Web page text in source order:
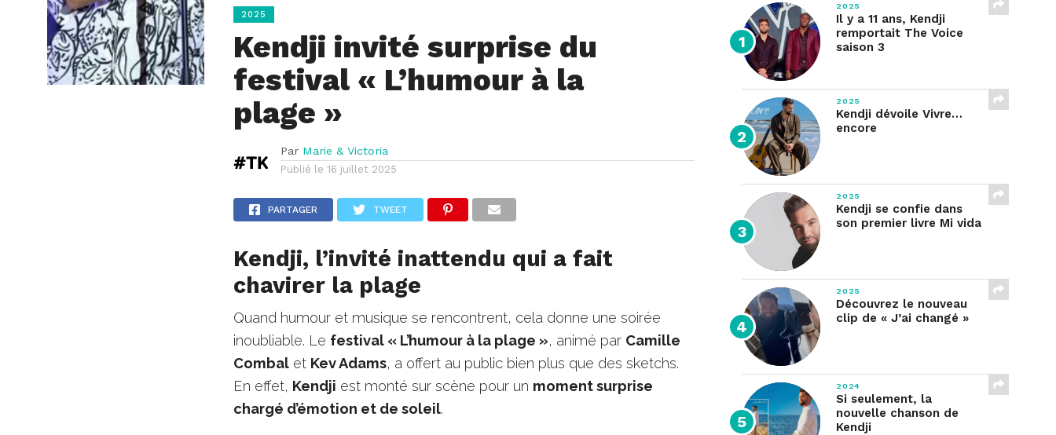
2025
Kendji invité surprise du
festival « L’humour à la
plage »
Par Marie & Victoria
Publié le 16 juillet 2025
PARTAGER TWEET
Kendji, l’invité inattendu qui a fait
chavirer la plage
Quand humour et musique se rencontrent, cela donne une soirée
inoubliable. Le festival « L’humour à la plage », animé par Camille
Combal et Kev Adams, a offert au public bien plus que des sketchs.
En effet, Kendji est monté sur scène pour un moment surprise
chargé d’émotion et de soleil.
2025
Il y a 11 ans, Kendji
remportait The Voice
saison 3
2025
Kendji dévoile Vivre…
encore
2025
Kendji se confie dans
son premier livre Mi vida
2025
Découvrez le nouveau
clip de « J’ai changé »
2024
Si seulement, la
nouvelle chanson de
Kendji